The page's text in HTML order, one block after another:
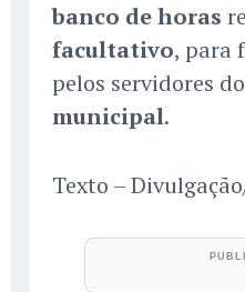
banco de horas
facultativo, para
pelos servidores do
municipal.
Texto –